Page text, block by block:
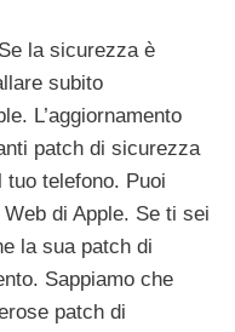
la sicurezza è
subito
L’aggiornamento
patch di sicurezza
telefono. Puoi
di Apple. Se ti sei
la sua patch di
Sappiamo che
patch di